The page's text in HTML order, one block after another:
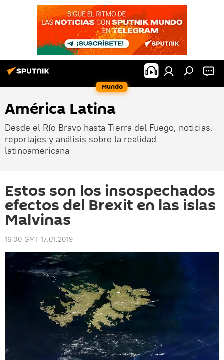
Mundo
América Latina
Desde el Río Bravo hasta Tierra del Fuego, noticias,
reportajes y análisis sobre la realidad
latinoamericana
Estos son los insospechados
efectos del Brexit en las islas
Malvinas
16:00 GMT 17.01.2019